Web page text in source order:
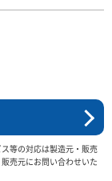
等の対応は製造元・販売
売元にお問い合わせいた